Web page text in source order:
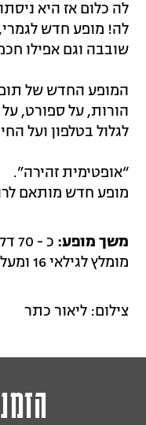
לה כלום אז היא
לה! מופע חדש
שובבה וגם אפילו
המופע החדש של
הורות, על ספורט,
לגלול בטלפון ועל
“אופטימית זהירה”.
מופע חדש מותאם
משך מופע: כ - 70 דקות
מומלץ לגילאי 16 ומעלה
צילום: ליאור כתר